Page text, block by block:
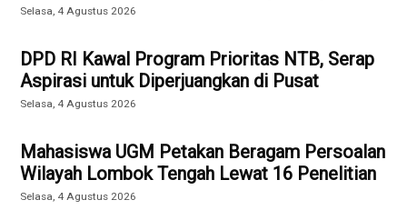
Selasa, 4 Agustus 2026
DPD RI Kawal Program Prioritas NTB, Serap
Aspirasi untuk Diperjuangkan di Pusat
Selasa, 4 Agustus 2026
Mahasiswa UGM Petakan Beragam Persoalan
Wilayah Lombok Tengah Lewat 16 Penelitian
Selasa, 4 Agustus 2026